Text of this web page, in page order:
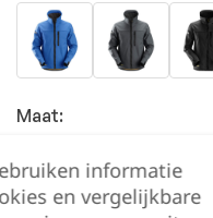
Maat:
XSmall Small
informatie
en vergelijkbare